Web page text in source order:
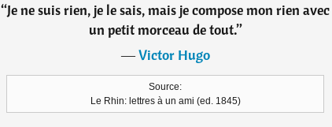
“Je ne suis rien, je le sais, mais je compose mon rien avec
un petit morceau de tout.”
―Victor Hugo
Source:
Le Rhin: lettres à un ami (ed. 1845)